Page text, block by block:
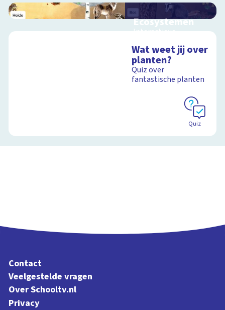
Ecosystemen
Interactieve
Veluwe
Wat weet jij over
planten?
Quiz over
fantastische planten
Quiz
Contact
Veelgestelde vragen
Over Schooltv.nl
Privacy